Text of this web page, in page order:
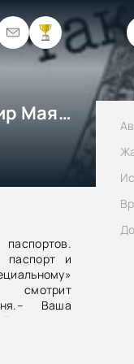
Париж. Ездил я так… - Владимир Маяковский
паспорт и
смотрит
Ваша
А
Из